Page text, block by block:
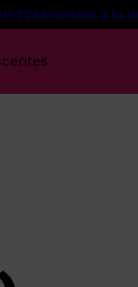
728Atención a la